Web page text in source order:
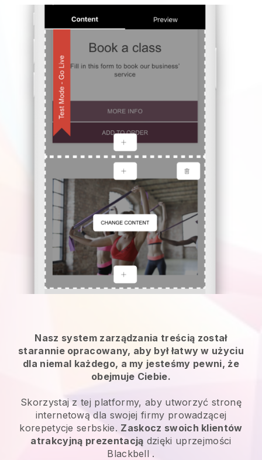
Nasz system zarządzania treścią został
starannie opracowany, aby był łatwy w użyciu
dla niemal każdego, a my jesteśmy pewni, że
obejmuje Ciebie.
Skorzystaj z tej platformy, aby utworzyć stronę
internetową dla swojej firmy prowadzącej
korepetycje serbskie. Zaskocz swoich klientów
atrakcyjną prezentacją dzięki uprzejmości
Blackbell .